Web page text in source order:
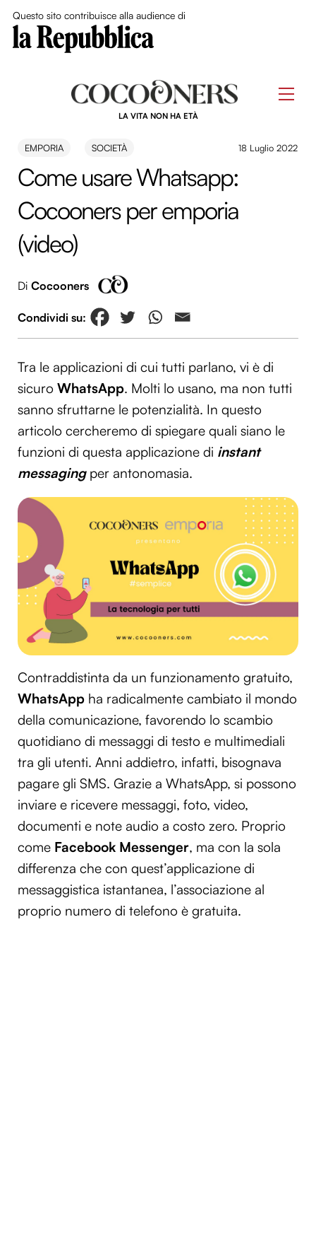
Questo sito contribuisce alla audience di
LA VITA NON HA ETÀ
EMPORIA SOCIETÀ 18 Luglio 2022
Come usare Whatsapp:
Cocooners per emporia
(video)
Di Cocooners
Tra le applicazioni di cui tutti parlano, vi è di
sicuro WhatsApp. Molti lo usano, ma non tutti
sanno sfruttarne le potenzialità. In questo
articolo cercheremo di spiegare quali siano le
funzioni di questa applicazione di instant
messagingper antonomasia.
Contraddistinta da un funzionamento gratuito,
WhatsApp ha radicalmente cambiato il mondo
della comunicazione, favorendo lo scambio
quotidiano di messaggi di testo e multimediali
tra gli utenti. Anni addietro, infatti, bisognava
pagare gli SMS. Grazie a WhatsApp, si possono
inviare e ricevere messaggi, foto, video,
documenti e note audio a costo zero. Proprio
come Facebook Messenger, ma con la sola
differenza che con quest’applicazione di
messaggistica istantanea, l’associazione al
proprio numero di telefono è gratuita.